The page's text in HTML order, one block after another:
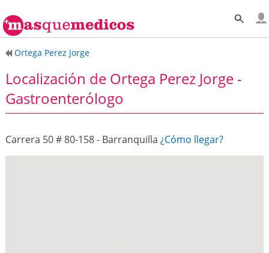
Ortega Perez Jorge
Localización de Ortega Perez Jorge -
Gastroenterólogo
Carrera 50 # 80-158 - Barranquilla ¿Cómo llegar?